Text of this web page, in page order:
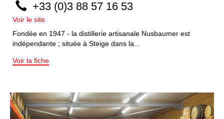
+33 (0)3 88 57 16 53
Voir le site
Fondée en 1947 - la distillerie artisanale Nusbaumer est
indépendante ; située à Steige dans la...
Voir la fiche